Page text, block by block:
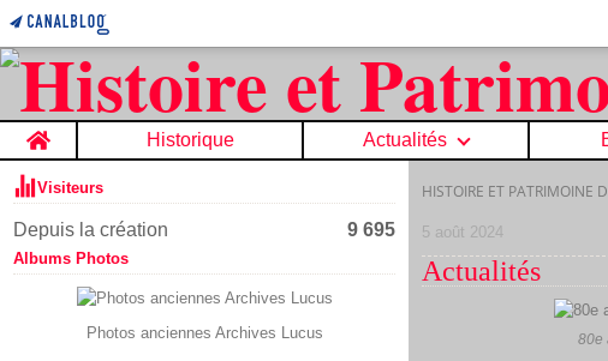
Home Historique Actualités
Visiteurs
Depuis la création 9 695
Albums Photos
Photos anciennes Archives Lucus
HISTOIRE ET PATRIMOINE
5 août 2024
Actualités
80e